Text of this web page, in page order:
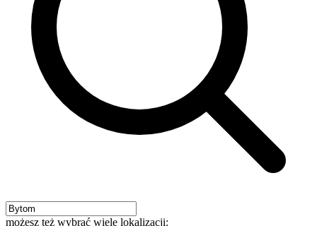
możesz też wybrać wiele lokalizacji: